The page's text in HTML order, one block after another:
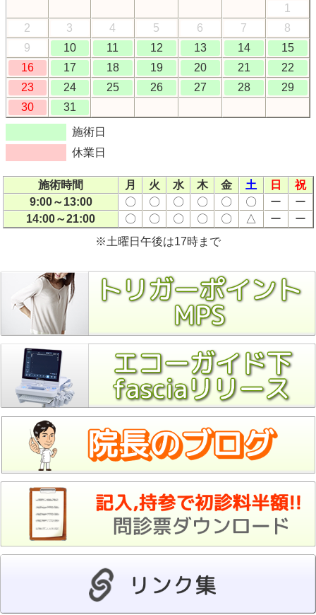
1
2
3 4 5 6 7
8
9
10 11 12 13 14
15
16
17 18 19 20 21
22
23
24 25 26 27 28
29
30
31
施術日
休業日
施術時間 月 火 水 木 金 土 日
祝
9:00～13:00
〇 〇 〇 〇 〇 〇 ー
ー
14:00～21:00
〇 〇 〇 〇 〇 △ ー
ー
※土曜日午後は17時まで